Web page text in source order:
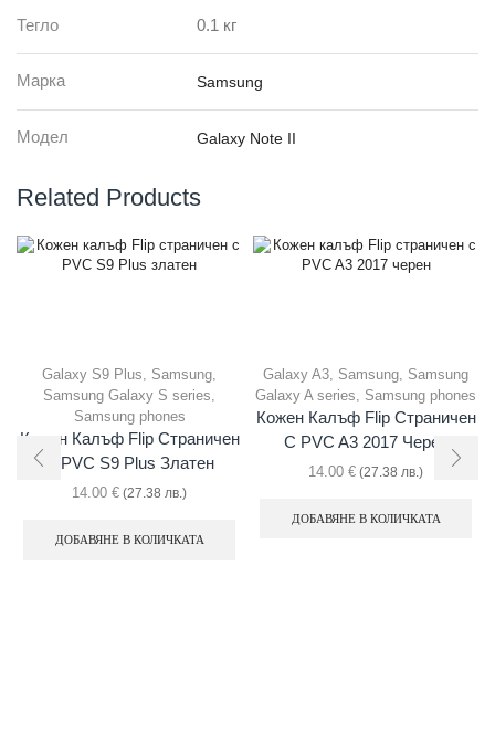
Тегло 0.1 кг
Марка Samsung
Модел Galaxy Note II
Related Products
Galaxy S9 Plus Samsung
Samsung Galaxy S series
Samsung phones
Кожен Калъф Flip Страничен
С PVC S9 Plus Златен
14.00 € (27.38 лв.)
ДОБАВЯНЕ В КОЛИЧКАТА
Galaxy A3 Samsung Samsung
Galaxy A series
Samsung phones
Кожен Калъф Flip Страничен
С PVC A3 2017 Черен
14.00 € (27.38 лв.)
ДОБАВЯНЕ В КОЛИЧКАТА